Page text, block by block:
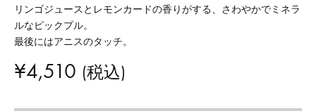
リンゴジュースとレモンカードの香りがする、さわやかでミネラ
ルなピックプル。
最後にはアニスのタッチ。
¥4,510 (税込)